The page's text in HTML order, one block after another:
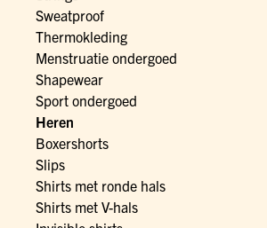
Sweatproof
Thermokleding
Menstruatie ondergoed
Shapewear
Sport ondergoed
Heren
Boxershorts
Slips
Shirts met ronde hals
Shirts met V-hals